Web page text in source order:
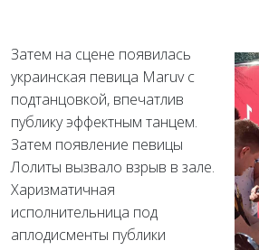
Затем на сцене появилась
украинская певица Maruv с
подтанцовкой, впечатлив
публику эффектным танцем.
Затем появление певицы
Лолиты вызвало взрыв в зале.
Харизматичная
исполнительница под
аплодисменты публики